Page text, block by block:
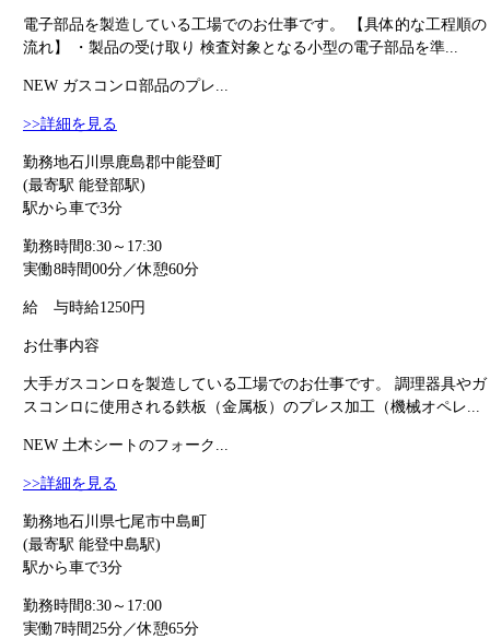
電子部品を製造している工場でのお仕事です。 【具体的な工程順の
流れ】 ・製品の受け取り 検査対象となる小型の電子部品を準...
NEWガスコンロ部品のプレ...
>>詳細を見る
勤務地石川県鹿島郡中能登町
(最寄駅 能登部駅)
駅から車で3分
勤務時間8:30～17:30
実働8時間00分／休憩60分
給 与時給1250円
お仕事内容
大手ガスコンロを製造している工場でのお仕事です。 調理器具やガ
スコンロに使用される鉄板（金属板）のプレス加工（機械オペレ...
NEW土木シートのフォーク...
>>詳細を見る
勤務地石川県七尾市中島町
(最寄駅 能登中島駅)
駅から車で3分
勤務時間8:30～17:00
実働7時間25分／休憩65分